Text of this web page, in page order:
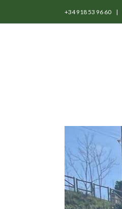
+34 918 53 96 60 |